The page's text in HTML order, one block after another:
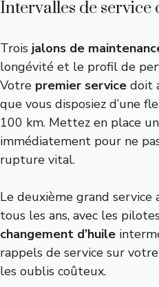
Intervalles de service
Trois jalons de
longévité et le profil de
Votre premier service doit
que vous disposiez d’une
100 km. Mettez en place
immédiatement pour ne
rupture vital.
Le deuxième grand service
tous les ans, avec les
changement d’huile
rappels de service sur
les oublis coûteux.